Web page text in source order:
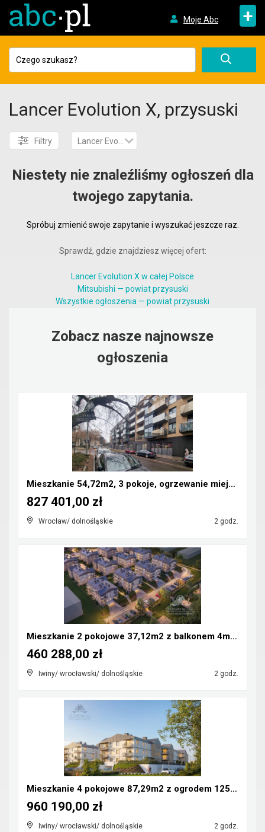
Moje Abc +
Lancer Evolution X, przysuski
Filtry Lancer Evolution X
Niestety nie znaleźliśmy ogłoszeń dla
twojego zapytania.
Spróbuj zmienić swoje zapytanie i wyszukać jeszcze raz.
Sprawdź, gdzie znajdziesz więcej ofert:
Lancer Evolution X w całej Polsce
Mitsubishi — powiat przysuski
Wszystkie ogłoszenia — powiat przysuski
Zobacz nasze najnowsze
ogłoszenia
Mieszkanie 54,72m2, 3 pokoje, ogrzewanie miejskie/...
Wrocław/ dolnośląskie 2 godz.
827 401,00 zł
Mieszkanie 2 pokojowe 37,12m2 z balkonem 4m2/Iwiny...
Iwiny/ wrocławski/ dolnośląskie 2 godz.
460 288,00 zł
Mieszkanie 4 pokojowe 87,29m2 z ogrodem 125m2/Iwin...
Iwiny/ wrocławski/ dolnośląskie 2 godz.
960 190,00 zł